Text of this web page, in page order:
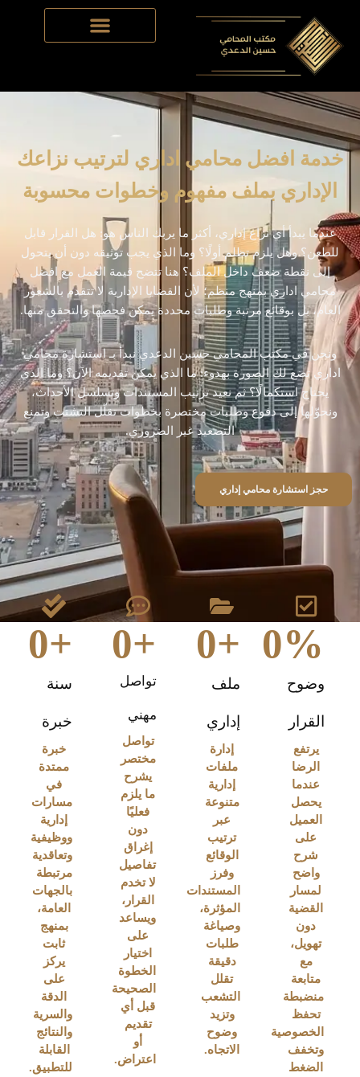
Skip
خدمة افضل محامي اداري لترتيب نزاعك
الإداري بملف مفهوم وخطوات محسوبة
عندما يبدأ أي نزاع إداري، أكثر ما يربك الناس هو: هل القرار قابل
للطعن؟ وهل يلزم تظلم أولًا؟ وما الذي يجب توثيقه دون أن يتحول
إلى نقطة ضعف داخل الملف؟ هنا تتضح قيمة العمل مع افضل
محامي اداري بمنهج منظم؛ لأن القضايا الإدارية لا تتقدم بالشعور
العام، بل بوقائع مرتبة وطلبات محددة يمكن فحصها والتحقق منها.
ونحن في مكتب المحامي حسين الدعدي نبدأ بـ استشارة محامي
اداري تضع لك الصورة بهدوء: ما الذي يمكن تقديمه الآن؟ وما الذي
يحتاج استكمالًا؟ ثم نعيد ترتيب المستندات وتسلسل الأحداث،
ونحوّلها إلى دفوع وطلبات مختصرة بخطوات تقلّل التشتت وتمنع
التصعيد غير الضروري.
حجز استشارة محامي إداري
وضوح
القرار
%
0
يرتفع
الرضا
عندما
يحصل
العميل
على
شرح
واضح
لمسار
القضية
دون
تهويل،
مع
متابعة
منضبطة
تحفظ
الخصوصية
وتخفف
الضغط
ملف
إداري
+
0
إدارة
ملفات
إدارية
متنوعة
عبر
ترتيب
الوقائع
وفرز
المستندات
المؤثرة،
وصياغة
طلبات
دقيقة
تقلل
التشعب
وتزيد
وضوح
الاتجاه.
تواصل
مهني
+
0
تواصل
مختصر
يشرح
ما يلزم
فعليًا
دون
إغراق
تفاصيل
لا تخدم
القرار،
ويساعد
على
اختيار
الخطوة
الصحيحة
قبل أي
تقديم
أو
اعتراض.
سنة
خبرة
+
0
خبرة
ممتدة
في
مسارات
إدارية
ووظيفية
وتعاقدية
مرتبطة
بالجهات
العامة،
بمنهج
ثابت
يركز
على
الدقة
والسرية
والنتائج
القابلة
للتطبيق.